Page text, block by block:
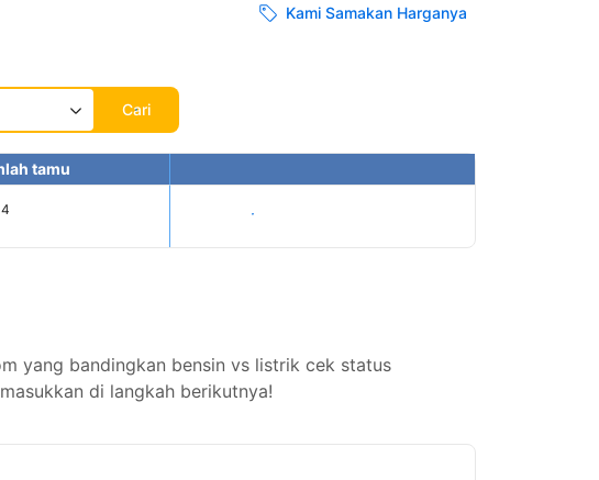
Kami Samakan Harganya
Cari
tamu
4 Tampilkan harga
yang bandingkan bensin vs listrik cek status
di langkah berikutnya!